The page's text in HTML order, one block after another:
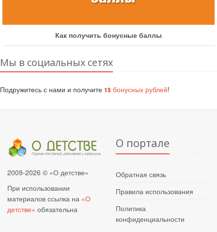
Как получить бонусные баллы
Мы в социальных сетях
Подружитесь с нами и получите 15 бонусных рублей!
2009-2026 © «О детстве»
При использовании
материалов ссылка на «О
детстве» обязательна
О портале
Обратная связь
Правила использования
Политика
конфиденциальности